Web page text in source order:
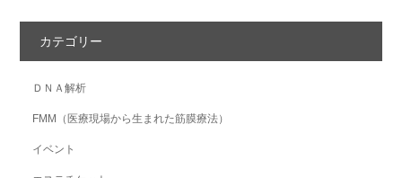
カテゴリー
ＤＮＡ解析
FMM（医療現場から生まれた筋膜療法）
イベント